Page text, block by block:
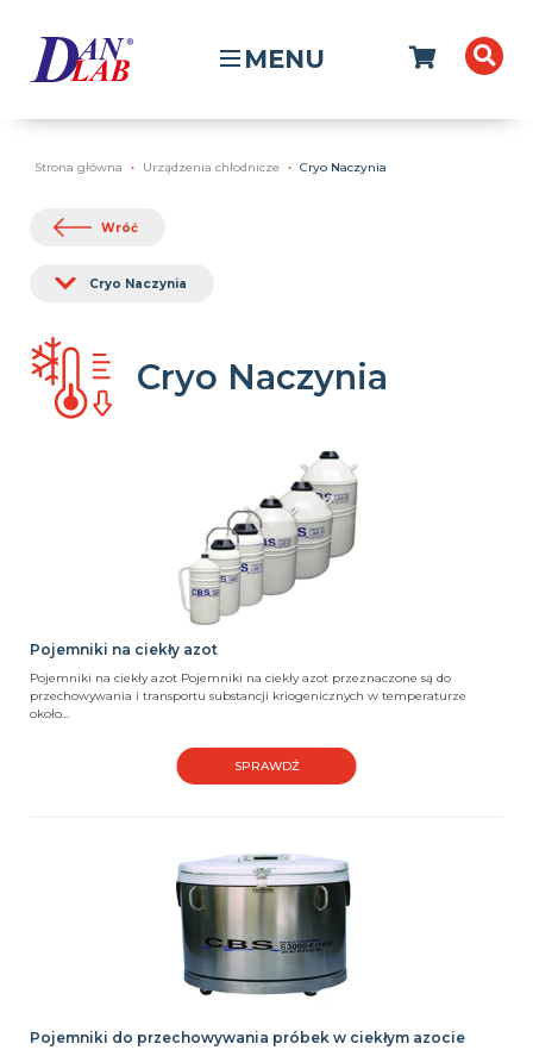
MENU
Strona główna Urządzenia chłodnicze Cryo Naczynia
Wróć
Cryo Naczynia
Cryo Naczynia
Pojemniki na ciekły azot
Pojemniki na ciekły azot Pojemniki na ciekły azot przeznaczone są do
przechowywania i transportu substancji kriogenicznych w temperaturze
około...
SPRAWDŹ
Pojemniki do przechowywania próbek w ciekłym azocie